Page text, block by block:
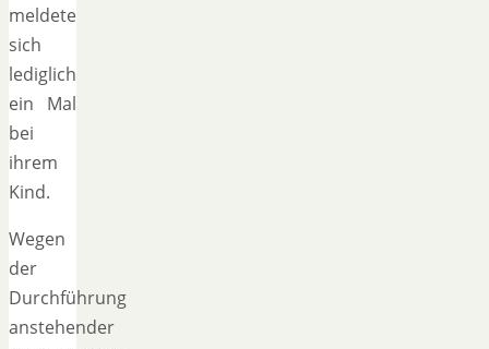
meldete
sich
lediglich
ein Mal
bei
ihrem
Kind.
Wegen
der
Durchführung
anstehender